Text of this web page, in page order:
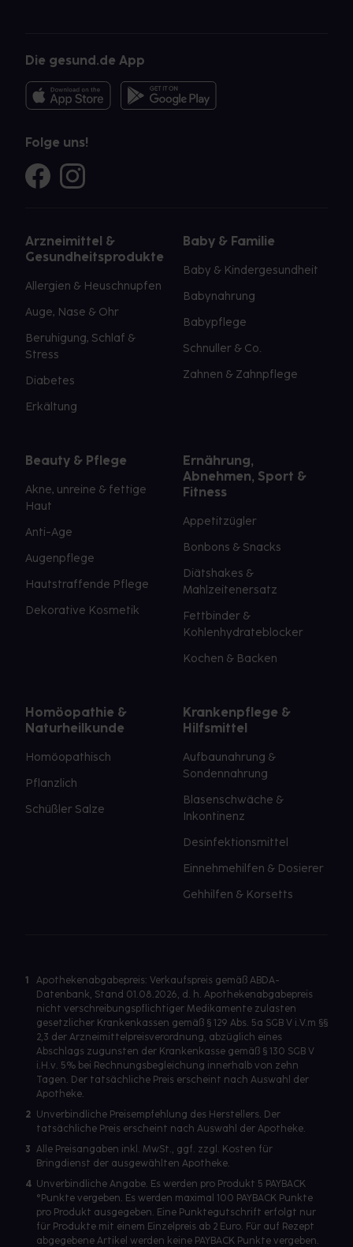
Die gesund.de App
Folge uns!
Arzneimittel &
Gesundheitsprodukte
Allergien & Heuschnupfen
Auge, Nase & Ohr
Beruhigung, Schlaf &
Stress
Diabetes
Erkältung
Baby & Familie
Baby & Kindergesundheit
Babynahrung
Babypflege
Schnuller & Co.
Zahnen & Zahnpflege
Beauty & Pflege
Akne, unreine & fettige
Haut
Anti-Age
Augenpflege
Hautstraffende Pflege
Dekorative Kosmetik
Ernährung,
Abnehmen, Sport &
Fitness
Appetitzügler
Bonbons & Snacks
Diätshakes &
Mahlzeitenersatz
Fettbinder &
Kohlenhydrateblocker
Kochen & Backen
Homöopathie &
Naturheilkunde
Homöopathisch
Pflanzlich
Schüßler Salze
Krankenpflege &
Hilfsmittel
Aufbaunahrung &
Sondennahrung
Blasenschwäche &
Inkontinenz
Desinfektionsmittel
Einnehmehilfen & Dosierer
Gehhilfen & Korsetts
1
Apothekenabgabepreis: Verkaufspreis gemäß ABDA-
Datenbank, Stand 01.08.2026, d. h. Apothekenabgabepreis
nicht verschreibungspflichtiger Medikamente zulasten
gesetzlicher Krankenkassen gemäß § 129 Abs. 5a SGB V i.V.m §§
2,3 der Arzneimittelpreisverordnung, abzüglich eines
Abschlags zugunsten der Krankenkasse gemäß § 130 SGB V
i.H.v. 5% bei Rechnungsbegleichung innerhalb von zehn
Tagen. Der tatsächliche Preis erscheint nach Auswahl der
Apotheke.
2 Unverbindliche Preisempfehlung des Herstellers. Der
tatsächliche Preis erscheint nach Auswahl der Apotheke.
3 Alle Preisangaben inkl. MwSt., ggf. zzgl. Kosten für
Bringdienst der ausgewählten Apotheke.
4 Unverbindliche Angabe. Es werden pro Produkt 5 PAYBACK
°Punkte vergeben. Es werden maximal 100 PAYBACK Punkte
pro Produkt ausgegeben. Eine Punktegutschrift erfolgt nur
für Produkte mit einem Einzelpreis ab 2 Euro. Für auf Rezept
abgegebene Artikel werden keine PAYBACK Punkte vergeben.